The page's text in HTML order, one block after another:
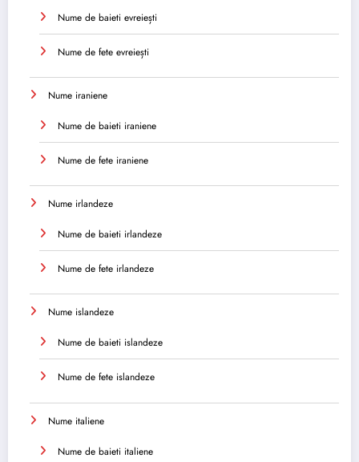
Nume de baieti evreiești
Nume de fete evreiești
Nume iraniene
Nume de baieti iraniene
Nume de fete iraniene
Nume irlandeze
Nume de baieti irlandeze
Nume de fete irlandeze
Nume islandeze
Nume de baieti islandeze
Nume de fete islandeze
Nume italiene
Nume de baieti italiene